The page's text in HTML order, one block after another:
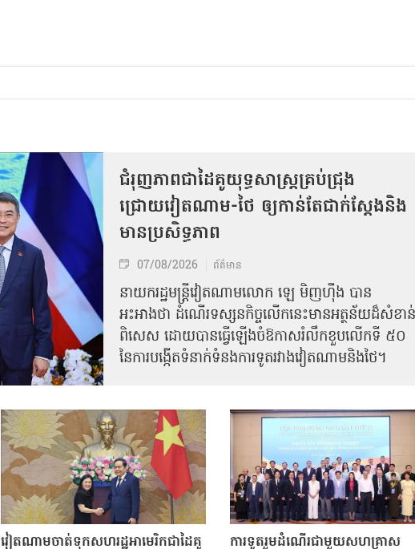
ជំរុញភាពជាដៃគូយុទ្ធសាស្ត្រគ្រប់ជ្រុង
ជ្រោយវៀតណាម-ថៃ ឲ្យកាន់តែជាក់ស្ដែងនិង
មានប្រសិទ្ធភាព
07/08/2026 ព័ត៌មាន
នាយករដ្ឋមន្ត្រីវៀតណាមលោក ឡេ មិញហ៊ឹង បាន
អះអាងថា ដំណើរទស្សនកិច្ចលើកនេះមានអត្ថន័យដ៏សំខាន់
ពិសេស ដោយបានធ្វើឡើងចំឱកាសរំលឹកខួបលើកទី ៥០
នៃការបង្កើតទំនាក់ទំនងការទូតរវាងវៀតណាមនិងថៃ។
វៀតណាមចាត់ទុកសហរដ្ឋអាមេរិកជាដៃគូ
ការទូតរួមដំណើរជាមួយសហគ្រាស